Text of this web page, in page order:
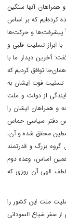
آنها‌ سنگین
کرده‌ایم که بر اساس
پیشرفت‌ها و حرکت‌ها
ابراز تسلیت قلبی و
آخرین دیدار ما با
توافق کردیم که
تسلیت فوت ایشان به
از دولت و ملت
و همراهان ایشان را
دفتر سیاسی حماس
محقق شده و آن،
بزرگ و قدرتمند
اساس، وعده دوم
الهی آن روزی که
ملت این کشور را
سفر ‌شیاع السودانی‌